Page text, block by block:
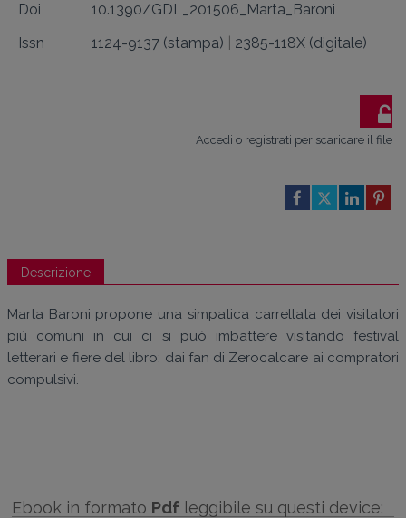
Doi
10.1390/GDL_201506_Marta_Baroni
Issn
1124-9137 (stampa) 2385-118X (digitale)
Accedi o registrati per scaricare il file
Descrizione
Marta Baroni propone una simpatica carrellata dei visitatori
più comuni in cui ci si può imbattere visitando festival
letterari e fiere del libro: dai fan di Zerocalcare ai compratori
compulsivi.
Ebook in formato Pdf leggibile su questi device: